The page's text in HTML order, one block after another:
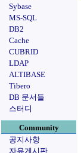
Sybase
MS-SQL
DB2
Cache
CUBRID
LDAP
ALTIBASE
Tibero
DB 문서들
스터디
Community
공지사항
자유게시판